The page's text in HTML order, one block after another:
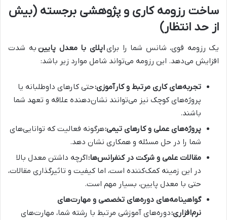
ساخت رزومه کاری و پژوهشی برجسته (بیش
از حد انتظار)
یک رزومه قوی، شانس شما را برایاپلای با معدل پایین به شدت
افزایش می‌دهد. این رزومه می‌تواند شامل موارد زیر باشد:
تجربه‌های کاری مرتبط و کارآموزی:حتی کارهای داوطلبانه یا
پروژه‌های کوچک نیز می‌توانند نشان‌دهنده علاقه و تعهد شما
باشند.
پروژه‌های عملی و کارهای تیمی:هرگونه فعالیت که توانایی‌های
شما را در حل مسئله و همکاری نشان دهد.
مقالات علمی و شرکت در کنفرانس‌ها:اگرچه داشتن معدل بالا
در این زمینه کمک‌کننده است، اما کیفیت و تاثیرگذاری مقالات،
حتی با معدل پایین، بسیار مهم است.
گواهینامه‌های دوره‌های تخصصی و مهارت‌های
نرم‌افزاری:دوره‌های آموزشی مرتبط با رشته شما، مهارت‌های